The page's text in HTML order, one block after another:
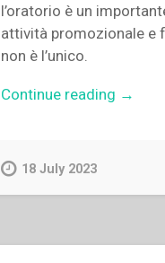
l’oratorio è un
attività promozionale e
non è l’unico.
Continue reading “Mara
di
→
18 July 2023